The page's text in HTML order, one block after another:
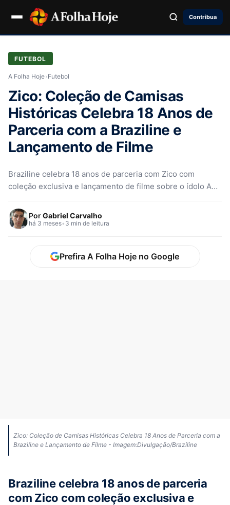
Contribua
FUTEBOL
A Folha Hoje› Futebol
Zico: Coleção de Camisas
Históricas Celebra 18 Anos de
Parceria com a Braziline e
Lançamento de Filme
Braziline celebra 18 anos de parceria com Zico com
coleção exclusiva e lançamento de filme sobre o ídolo A
PorGabriel Carvalho
há 3 meses• 3 min de leitura
Prefira A Folha Hoje no Google
Zico: Coleção de Camisas Históricas Celebra 18 Anos de Parceria com a
Braziline e Lançamento de Filme - Imagem:Divulgação/Braziline
Braziline celebra 18 anos de parceria
com Zico com coleção exclusiva e